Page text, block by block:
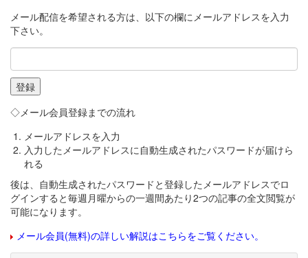
メール配信を希望される方は、以下の欄にメールアドレスを入力
下さい。
◇メール会員登録までの流れ
メールアドレスを入力
入力したメールアドレスに自動生成されたパスワードが届けら
れる
後は、自動生成されたパスワードと登録したメールアドレスでロ
グインすると毎週月曜からの一週間あたり2つの記事の全文閲覧が
可能になります。
メール会員(無料)の詳しい解説はこちらをご覧ください。